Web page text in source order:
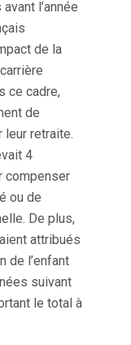
l’année
de la
ce cadre,
de
retraite.
4
compenser
ou de
De plus,
attribués
de l’enfant
suivant
le total à